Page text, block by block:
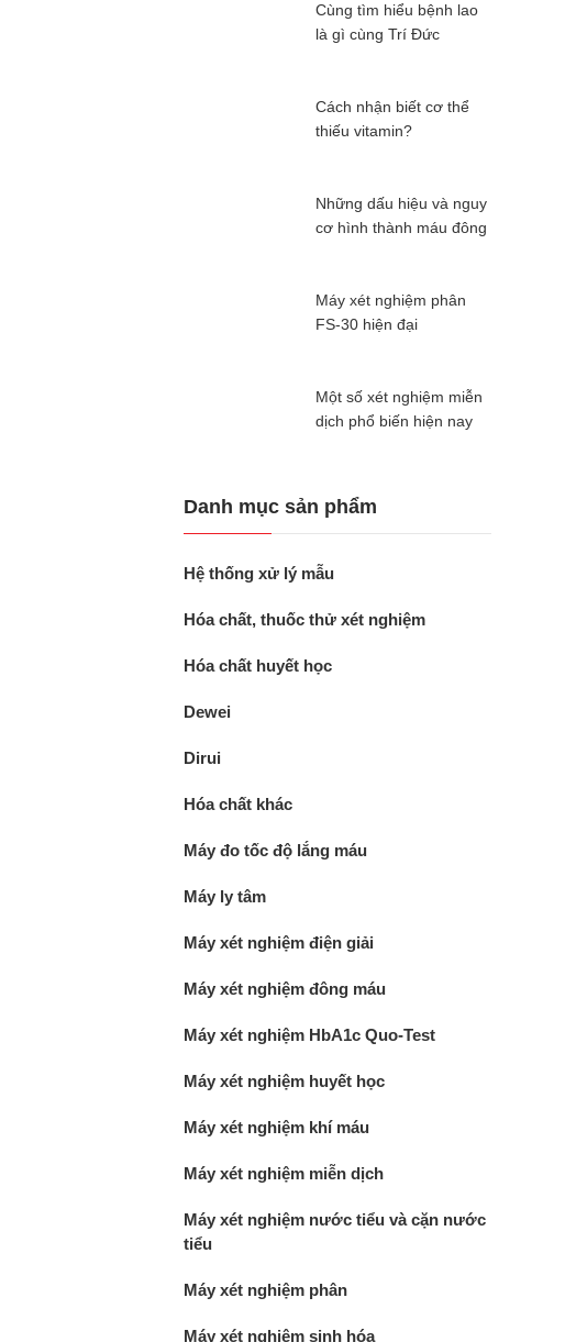
Cùng tìm hiểu bệnh lao
là gì cùng Trí Đức
Cách nhận biết cơ thể
thiếu vitamin?
Những dấu hiệu và nguy
cơ hình thành máu đông
Máy xét nghiệm phân
FS-30 hiện đại
Một số xét nghiệm miễn
dịch phổ biến hiện nay
Danh mục sản phẩm
Hệ thống xử lý mẫu
Hóa chất, thuốc thử xét nghiệm
Hóa chất huyết học
Dewei
Dirui
Hóa chất khác
Máy đo tốc độ lắng máu
Máy ly tâm
Máy xét nghiệm điện giải
Máy xét nghiệm đông máu
Máy xét nghiệm HbA1c Quo-Test
Máy xét nghiệm huyết học
Máy xét nghiệm khí máu
Máy xét nghiệm miễn dịch
Máy xét nghiệm nước tiểu và cặn nước
tiểu
Máy xét nghiệm phân
Máy xét nghiệm sinh hóa